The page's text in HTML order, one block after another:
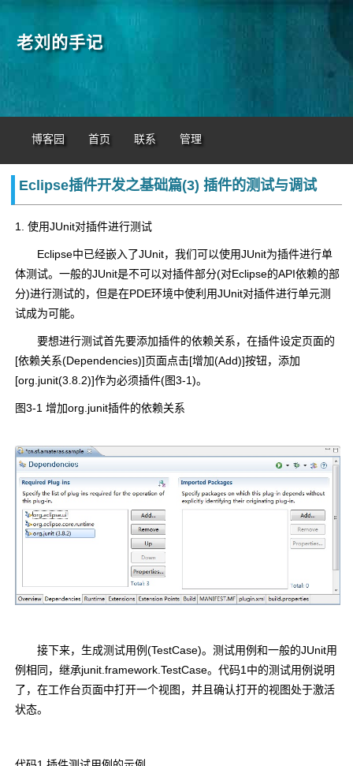
老刘的手记
博客园 首页 联系 管理
Eclipse插件开发之基础篇(3) 插件的测试与调试
1. 使用JUnit对插件进行测试
Eclipse中已经嵌入了JUnit，我们可以使用JUnit为插件进行单
体测试。一般的JUnit是不可以对插件部分(对Eclipse的API依赖的部
分)进行测试的，但是在PDE环境中使利用JUnit对插件进行单元测
试成为可能。
要想进行测试首先要添加插件的依赖关系，在插件设定页面的
[依赖关系(Dependencies)]页面点击[增加(Add)]按钮，添加
[org.junit(3.8.2)]作为必须插件(图3-1)。
图3-1 增加org.junit插件的依赖关系
接下来，生成测试用例(TestCase)。测试用例和一般的JUnit用
例相同，继承junit.framework.TestCase。代码1中的测试用例说明
了，在工作台页面中打开一个视图，并且确认打开的视图处于激活
状态。